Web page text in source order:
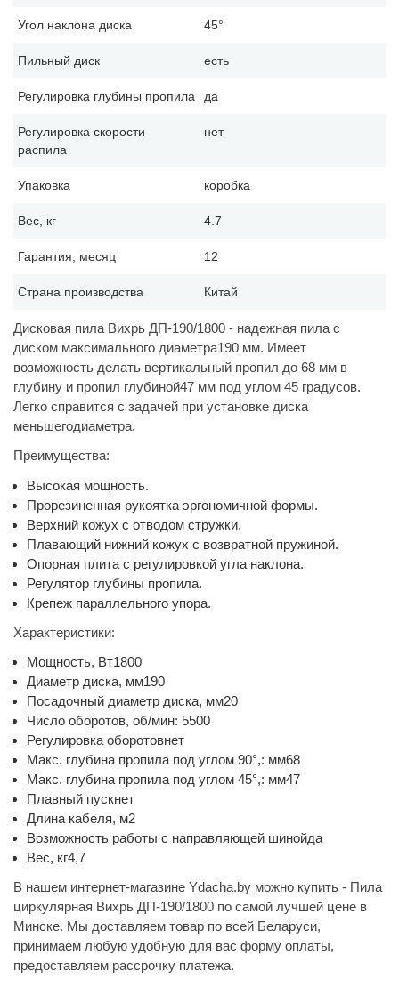
Угол наклона диска 45°
Пильный диск есть
Регулировка глубины пропила да
Регулировка скорости
распила
нет
Упаковка коробка
Вес, кг 4.7
Гарантия, месяц 12
Страна производства Китай
Дисковая пила Вихрь ДП-190/1800 - надежная пила с
диском максимального диаметра190 мм. Имеет
возможность делать вертикальный пропил до 68 мм в
глубину и пропил глубиной47 мм под углом 45 градусов.
Легко справится с задачей при установке диска
меньшегодиаметра.
Преимущества:
Высокая мощность.
Прорезиненная рукоятка эргономичной формы.
Верхний кожух с отводом стружки.
Плавающий нижний кожух с возвратной пружиной.
Опорная плита с регулировкой угла наклона.
Регулятор глубины пропила.
Крепеж параллельного упора.
Характеристики:
Мощность, Вт1800
Диаметр диска, мм190
Посадочный диаметр диска, мм20
Число оборотов, об/мин: 5500
Регулировка оборотовнет
Макс. глубина пропила под углом 90°,: мм68
Макс. глубина пропила под углом 45°,: мм47
Плавный пускнет
Длина кабеля, м2
Возможность работы с направляющей шинойда
Вес, кг4,7
В нашем интернет-магазине Ydacha.by можно купить - Пила
циркулярная Вихрь ДП-190/1800 по самой лучшей цене в
Минске. Мы доставляем товар по всей Беларуси,
принимаем любую удобную для вас форму оплаты,
предоставляем рассрочку платежа.